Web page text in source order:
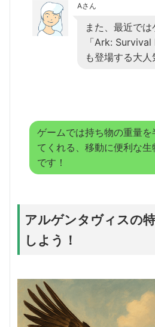
Aさん
また、最近で
「Ark:
も登場する大人
ゲームでは持ち物の重量を
てくれる、移動に便利な生
です！
アルゲンタヴィスの
しよう！